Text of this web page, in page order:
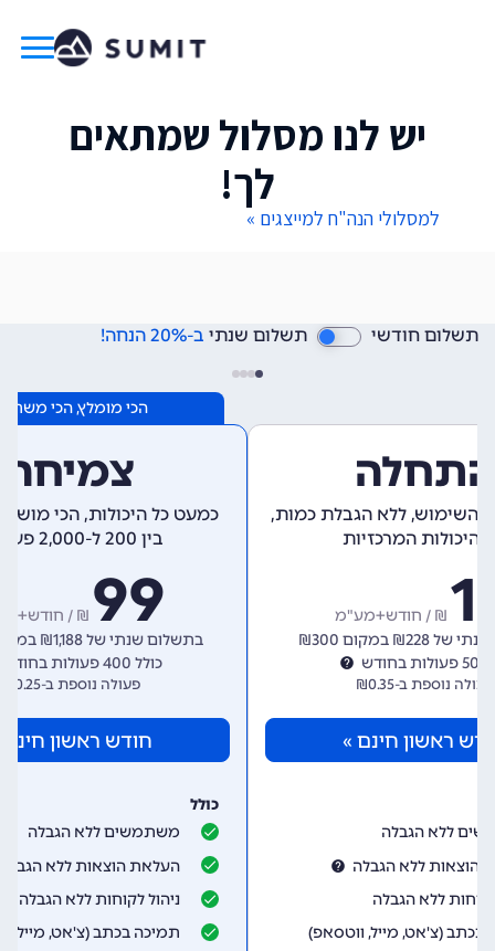
יש לנו מסלול שמתאים
לך!
למסלולי הנה"ח למייצגים »